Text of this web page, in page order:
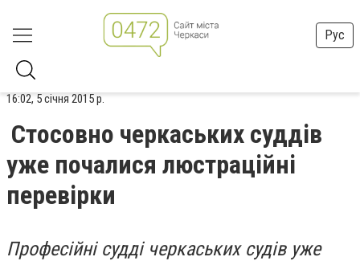
Рус
16:02, 5 січня 2015 р.
Стосовно черкаських суддів
уже почалися люстраційні
перевірки
Професійні судді черкаських судів уже